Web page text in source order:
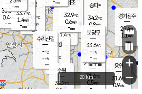
과천
30.4℃
1.4m/s
- mm
용인
31.6℃
0.9m/s
경기광주
29.4℃
1.1m/s
-mm
의왕
- ℃
m/s
mm
광명
34.0
℃
1.9 m/s
-mm
33.0℃
0.4m/s
-mm
33.7℃
1.4m/s
-mm
송파*
34.2℃
0.8m/s
-mm
서초
32.9℃
0.6m/s
-mm
기흥구갈
31.6℃
0.5m/s
-
수리산길
-℃
-m/s
-mm
분당구
33.6℃
-m/s
-mm
-mm
수원
33.2℃
2.1 m/s
-mm
+
−
20 km